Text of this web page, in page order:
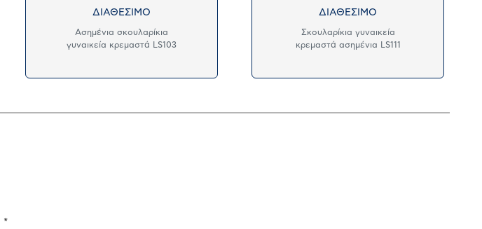
ΔΙΑΘΕΣΙΜΟ
Ασημένια σκουλαρίκια
γυναικεία κρεμαστά LS103
ΔΙΑΘΕΣΙΜΟ
Σκουλαρίκια γυναικεία
κρεμαστά ασημένια LS111
*